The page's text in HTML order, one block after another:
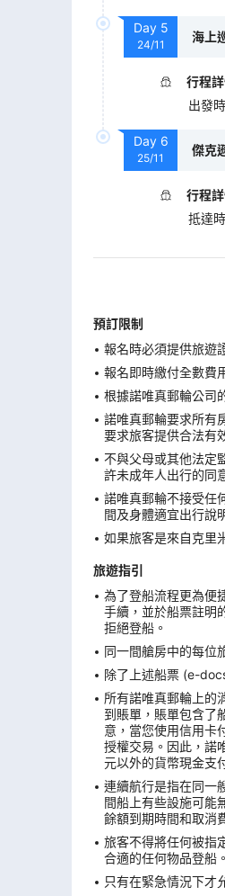
Day 5
24/11
海上
行程
出發
Day 6
25/11
傑克
行程
抵達
預訂限制
報名時必須提供旅遊
報名即時繳付全數費
根據諾唯真郵輪公司
諾唯真郵輪要求所有
要求旅客提供合法有
不與父母或其他法定
許未成年人出行的同
諾唯真郵輪不接受任
間及身體適宜出行說
如果旅客是來自克里
旅遊指引
為了登船流程更為便
手續，並於船票註明
拒絕登船。
同一間艙房中的每位
除了上述船票 (e-
所有諾唯真郵輪上的
到賬單，賬單包含了
意，當您使用信用卡
授權交易。因此，諾
元以外的貨幣現金支
連續航行是指在同一
間船上有些設施可能
餘額到期時間和取消
旅客不得將任何被指
合適的任何物品登船
只有在緊急情況下才